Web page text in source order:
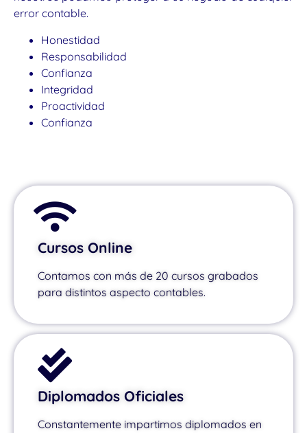
error contable.
Honestidad
Responsabilidad
Confianza
Integridad
Proactividad
Confianza
Cursos Online
Contamos con más de 20 cursos grabados
para distintos aspecto contables.
Diplomados Oficiales
Constantemente impartimos diplomados en